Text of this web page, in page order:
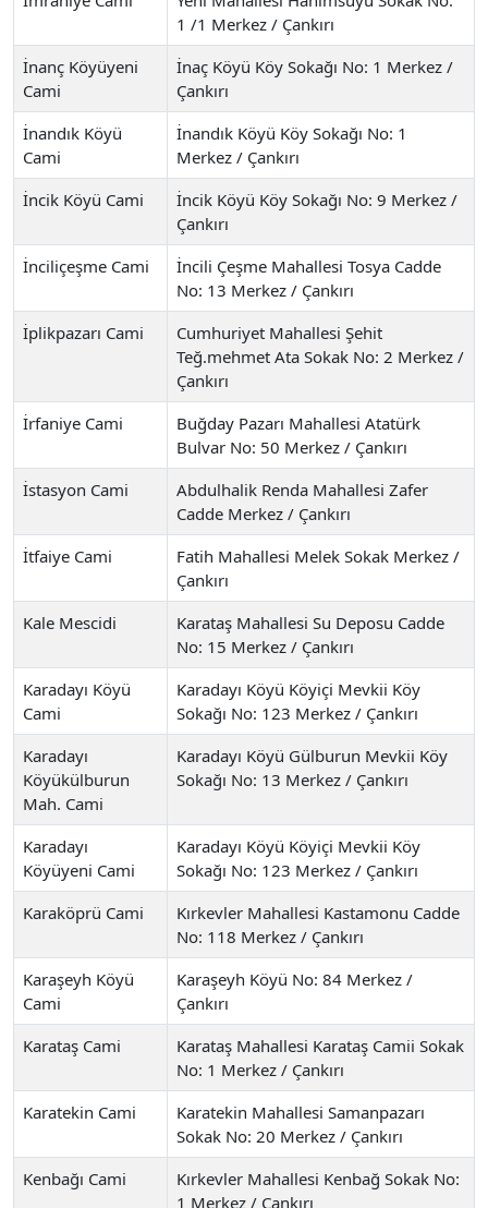
1 /1 Merkez / Çankırı
İnanç Köyüyeni
Cami
İnaç Köyü Köy Sokağı No: 1 Merkez /
Çankırı
İnandık Köyü
Cami
İnandık Köyü Köy Sokağı No: 1
Merkez / Çankırı
İncik Köyü Cami
İncik Köyü Köy Sokağı No: 9 Merkez /
Çankırı
İnciliçeşme Cami
İncili Çeşme Mahallesi Tosya Cadde
No: 13 Merkez / Çankırı
İplikpazarı Cami
Cumhuriyet Mahallesi Şehit
Teğ.mehmet Ata Sokak No: 2 Merkez /
Çankırı
İrfaniye Cami
Buğday Pazarı Mahallesi Atatürk
Bulvar No: 50 Merkez / Çankırı
İstasyon Cami
Abdulhalik Renda Mahallesi Zafer
Cadde Merkez / Çankırı
İtfaiye Cami
Fatih Mahallesi Melek Sokak Merkez /
Çankırı
Kale Mescidi
Karataş Mahallesi Su Deposu Cadde
No: 15 Merkez / Çankırı
Karadayı Köyü
Cami
Karadayı Köyü Köyiçi Mevkii Köy
Sokağı No: 123 Merkez / Çankırı
Karadayı
Köyükülburun
Mah. Cami
Karadayı Köyü Gülburun Mevkii Köy
Sokağı No: 13 Merkez / Çankırı
Karadayı
Köyüyeni Cami
Karadayı Köyü Köyiçi Mevkii Köy
Sokağı No: 123 Merkez / Çankırı
Karaköprü Cami
Kırkevler Mahallesi Kastamonu Cadde
No: 118 Merkez / Çankırı
Karaşeyh Köyü
Cami
Karaşeyh Köyü No: 84 Merkez /
Çankırı
Karataş Cami
Karataş Mahallesi Karataş Camii Sokak
No: 1 Merkez / Çankırı
Karatekin Cami
Karatekin Mahallesi Samanpazarı
Sokak No: 20 Merkez / Çankırı
Kenbağı Cami
Kırkevler Mahallesi Kenbağ Sokak No:
1 Merkez / Çankırı